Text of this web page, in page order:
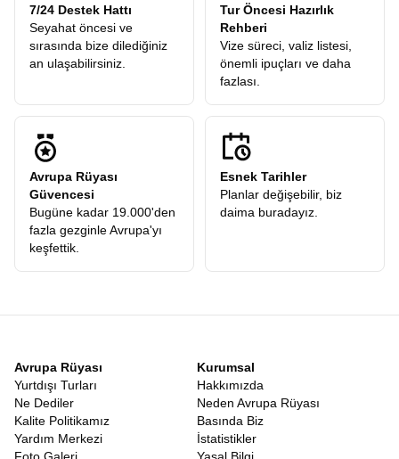
7/24 Destek Hattı
Seyahat öncesi ve
sırasında bize dilediğiniz
an ulaşabilirsiniz.
Tur Öncesi Hazırlık
Rehberi
Vize süreci, valiz listesi,
önemli ipuçları ve daha
fazlası.
Avrupa Rüyası
Güvencesi
Bugüne kadar 19.000'den
fazla gezginle Avrupa'yı
keşfettik.
Esnek Tarihler
Planlar değişebilir, biz
daima buradayız.
Avrupa Rüyası
Yurtdışı Turları
Ne Dediler
Kalite Politikamız
Yardım Merkezi
Kurumsal
Hakkımızda
Neden Avrupa Rüyası
Basında Biz
İstatistikler